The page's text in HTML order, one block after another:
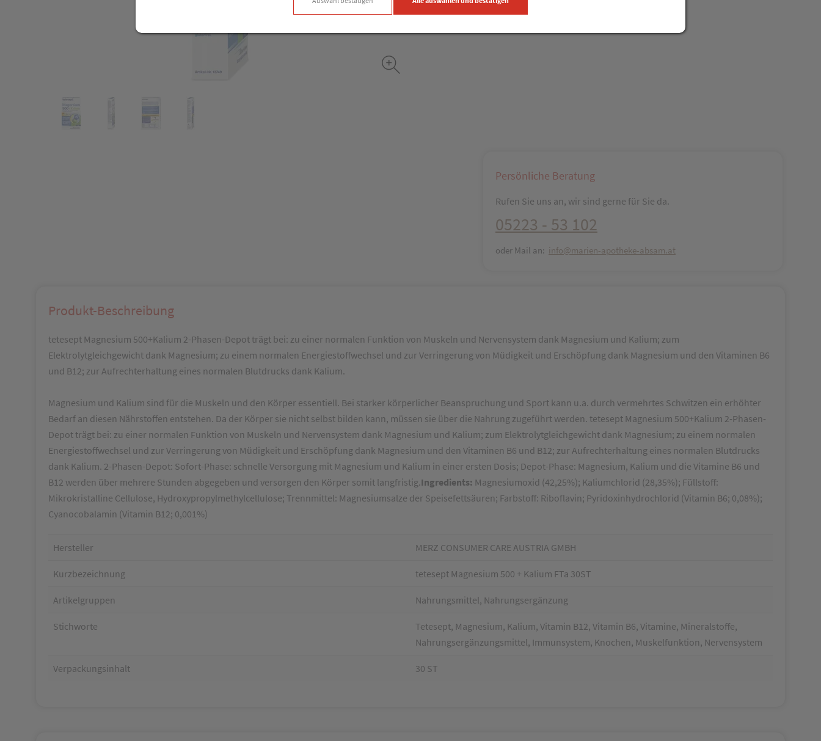
Persönliche Beratung
Rufen Sie uns an, wir sind gerne für Sie da.
05223 - 53 102
oder Mail an: info@marien-apotheke-absam.at
Produkt-Beschreibung
tetesept Magnesium 500+Kalium 2-Phasen-Depot trägt bei: zu einer normalen Funktion von Muskeln und Nervensystem dank Magnesium und Kalium; zum
Elektrolytgleichgewicht dank Magnesium; zu einem normalen Energiestoffwechsel und zur Verringerung von Müdigkeit und Erschöpfung dank Magnesium und den Vitaminen B6
und B12; zur Aufrechterhaltung eines normalen Blutdrucks dank Kalium.
Magnesium und Kalium sind für die Muskeln und den Körper essentiell. Bei starker körperlicher Beanspruchung und Sport kann u.a. durch vermehrtes Schwitzen ein erhöhter
Bedarf an diesen Nährstoffen entstehen. Da der Körper sie nicht selbst bilden kann, müssen sie über die Nahrung zugeführt werden. tetesept Magnesium 500+Kalium 2-Phasen-
Depot trägt bei: zu einer normalen Funktion von Muskeln und Nervensystem dank Magnesium und Kalium; zum Elektrolytgleichgewicht dank Magnesium; zu einem normalen
Energiestoffwechsel und zur Verringerung von Müdigkeit und Erschöpfung dank Magnesium und den Vitaminen B6 und B12; zur Aufrechterhaltung eines normalen Blutdrucks
dank Kalium. 2-Phasen-Depot: Sofort-Phase: schnelle Versorgung mit Magnesium und Kalium in einer ersten Dosis; Depot-Phase: Magnesium, Kalium und die Vitamine B6 und
B12 werden über mehrere Stunden abgegeben und versorgen den Körper somit langfristig.Ingredients: Magnesiumoxid (42,25%); Kaliumchlorid (28,35%); Füllstoff:
Mikrokristalline Cellulose, Hydroxypropylmethylcellulose; Trennmittel: Magnesiumsalze der Speisefettsäuren; Farbstoff: Riboflavin; Pyridoxinhydrochlorid (Vitamin B6; 0,08%);
Cyanocobalamin (Vitamin B12; 0,001%)
Hersteller MERZ CONSUMER CARE AUSTRIA GMBH
Kurzbezeichnung tetesept Magnesium 500 + Kalium FTa 30ST
Artikelgruppen Nahrungsmittel, Nahrungsergänzung
Stichworte
Tetesept, Magnesium, Kalium, Vitamin B12, Vitamin B6, Vitamine, Mineralstoffe,
Nahrungsergänzungsmittel, Immunsystem, Knochen, Muskelfunktion, Nervensystem
Verpackungsinhalt 30 ST